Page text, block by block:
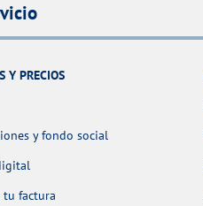
Y PRECIOS
y fondo social
tu factura